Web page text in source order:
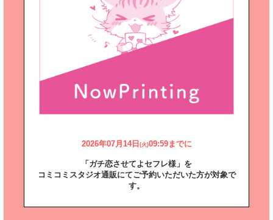
2026年07月14日 (火)09:59までに
「ガチ恋させてよセフレ様」を
コミコミスタジオ通販にてご予約いただいた方が対象で
す。